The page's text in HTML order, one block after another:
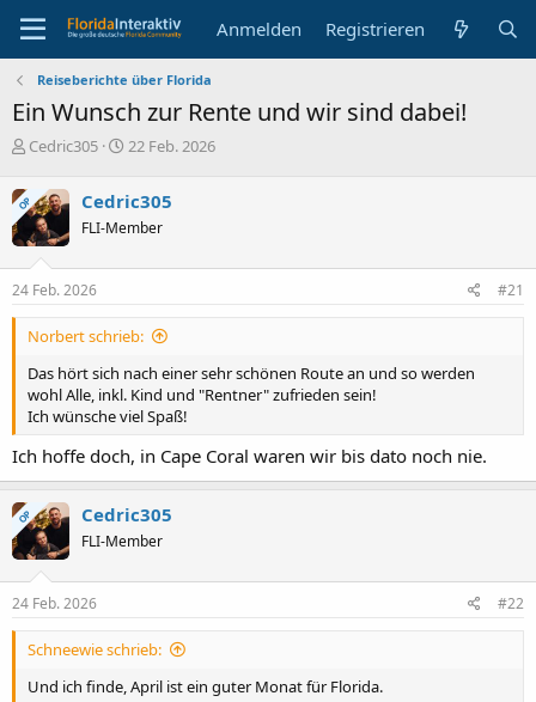
Anmelden Registrieren
Reiseberichte über Florida
Ein Wunsch zur Rente und wir sind dabei!
E
t
e
l
l
e
Cedric305
E
t
e
l
m
22 Feb. 2026
OP Cedric305
FLI-Member
24 Feb. 2026 #21
Norbert schrieb:
Das hört sich nach einer sehr schönen Route an und so werden
wohl Alle, inkl. Kind und "Rentner" zufrieden sein!
Ich wünsche viel Spaß!
Ich hoffe doch, in Cape Coral waren wir bis dato noch nie.
OP Cedric305
FLI-Member
24 Feb. 2026 #22
Schneewie schrieb:
Und ich finde, April ist ein guter Monat für Florida.